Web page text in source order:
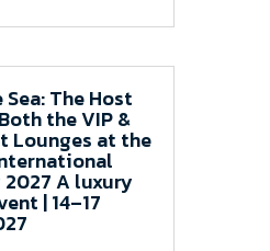
The Host
the VIP &
Lounges at the
2027 A luxury
| 14–17